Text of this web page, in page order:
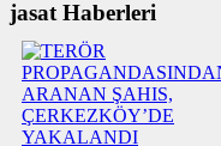
jasat Haberleri